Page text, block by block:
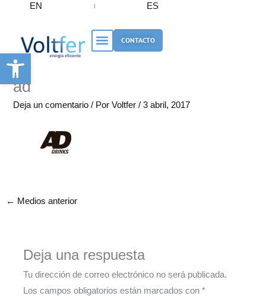
Abrir barra de herramientas
contenido
EN ES
CONTACTO
ad
Deja un comentario / PorVoltfer/3 abril, 2017
← Medios anterior
Deja una respuesta
Tu dirección de correo electrónico no será publicada.
Los campos obligatorios están marcados con*